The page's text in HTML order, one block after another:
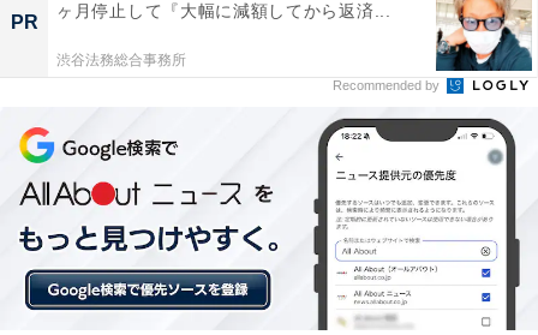
PR
ヶ月停止して『大幅に減額してから返済...
渋谷法務総合事務所
Recommended by